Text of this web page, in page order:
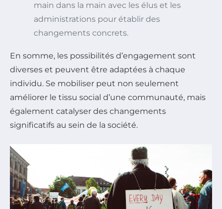
main dans la main avec les élus et les
administrations pour établir des
changements concrets.
En somme, les possibilités d’engagement sont
diverses et peuvent être adaptées à chaque
individu. Se mobiliser peut non seulement
améliorer le tissu social d’une communauté, mais
également catalyser des changements
significatifs au sein de la société.